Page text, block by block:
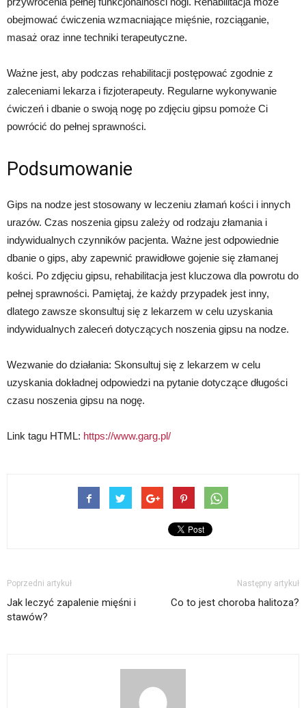
obejmować ćwiczenia wzmacniające mięśnie, rozciąganie,
masaż oraz inne techniki terapeutyczne.
Ważne jest, aby podczas rehabilitacji postępować zgodnie z
zaleceniami lekarza i fizjoterapeuty. Regularne wykonywanie
ćwiczeń i dbanie o swoją nogę po zdjęciu gipsu pomoże Ci
powrócić do pełnej sprawności.
Podsumowanie
Gips na nodze jest stosowany w leczeniu złamań kości i innych
urazów. Czas noszenia gipsu zależy od rodzaju złamania i
indywidualnych czynników pacjenta. Ważne jest odpowiednie
dbanie o gips, aby zapewnić prawidłowe gojenie się złamanej
kości. Po zdjęciu gipsu, rehabilitacja jest kluczowa dla powrotu do
pełnej sprawności. Pamiętaj, że każdy przypadek jest inny,
dlatego zawsze skonsultuj się z lekarzem w celu uzyskania
indywidualnych zaleceń dotyczących noszenia gipsu na nodze.
Wezwanie do działania: Skonsultuj się z lekarzem w celu
uzyskania dokładnej odpowiedzi na pytanie dotyczące długości
czasu noszenia gipsu na nogę.
Link tagu HTML: https://www.garg.pl/
Poprzedni artykuł
Jak leczyć zapalenie mięśni i
stawów?
Następny artykuł
Co to jest choroba halitoza?